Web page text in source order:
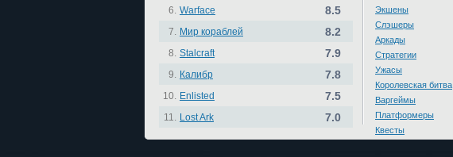
6. Warface 8.5
7. Мир кораблей 8.2
8. Stalcraft 7.9
9. Калибр 7.8
10. Enlisted 7.5
11. Lost Ark 7.0
Экшены
Слэшеры
Аркады
Стратегии
Ужасы
Королевская битва
Варгеймы
Платформеры
Квесты